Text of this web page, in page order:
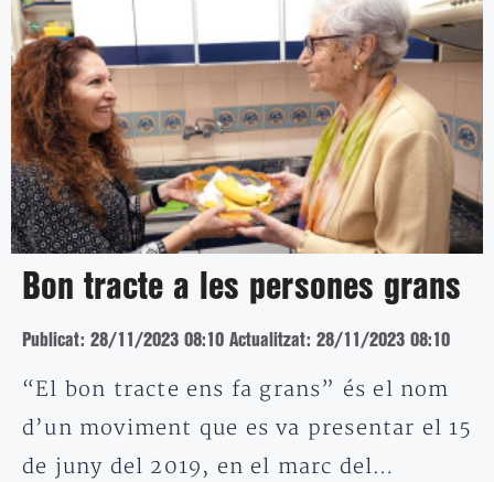
Bon tracte a les persones grans
Publicat: 28/11/2023 08:10 Actualitzat: 28/11/2023 08:10
“El bon tracte ens fa grans” és el nom
d’un moviment que es va presentar el 15
de juny del 2019, en el marc del…